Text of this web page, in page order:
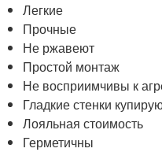
Легкие
Прочные
Не ржавеют
Простой монтаж
Не восприимчивы к
Гладкие стенки
Лояльная стоимость
Герметичны